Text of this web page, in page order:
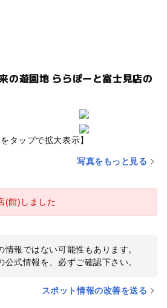
の遊園地 ららぽーと富士見店の
をタップで拡大表示】
写真をもっと見る
(館)しました
情報ではない可能性もあります。
公式情報を、必ずご確認下さい。
スポット情報の改善を送る